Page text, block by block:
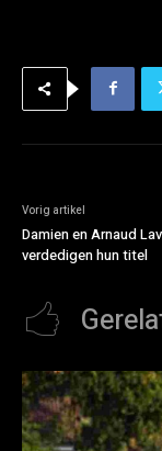
Vorig artikel
Damien en Arnaud
verdedigen hun titel